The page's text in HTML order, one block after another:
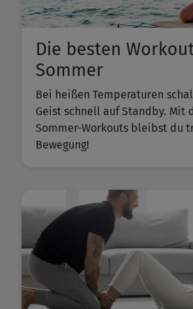
Die besten
Sommer
Bei heißen Temperaturen
Geist schnell auf Standby. Mit
Sommer-Workouts bleibst du
Bewegung!